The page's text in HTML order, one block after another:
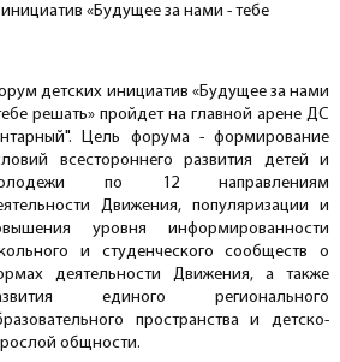
«Будущее за нами - тебе
детских инициатив «Будущее за нами
решать» пройдет на главной арене ДС
Цель форума - формирование
всестороннего развития детей и
по 12 направлениям
Движения, популяризации и
уровня информированности
и студенческого сообществ о
деятельности Движения, а также
единого регионального
пространства и детско-
общности.